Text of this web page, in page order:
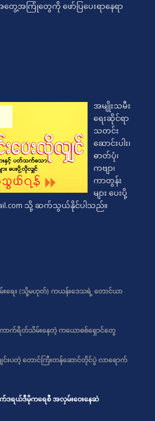
ေ့အကြုံတွေကို ဖော်ပြပေးရာနေရာ
အမျိုးသမီး
ရေးဆိုင်ရာ
သတင်း
ဆောင်းပါး၊
ဓာတ်ပုံ၊
ကဗျာ၊
ကာတွန်း
များ ပေးပို့
သို့ ဆက်သွယ်နိုင်ပါသည်။
မ်းရေး (သို့မဟုတ်) ကယန်းဒေသရဲ့ တောင်ယာ
ကောက်ရိတ်သိမ်းနေတဲ့ ကယောစစ်ရှောင်တွေ
င်းပတဲ့ တောင်ကြီးတန်ဆောင်တိုင်ပွဲ လာရောက်
က်ဒရယ်ဒီမိုကရေစီ အလှမ်းဝေးနေဆဲ